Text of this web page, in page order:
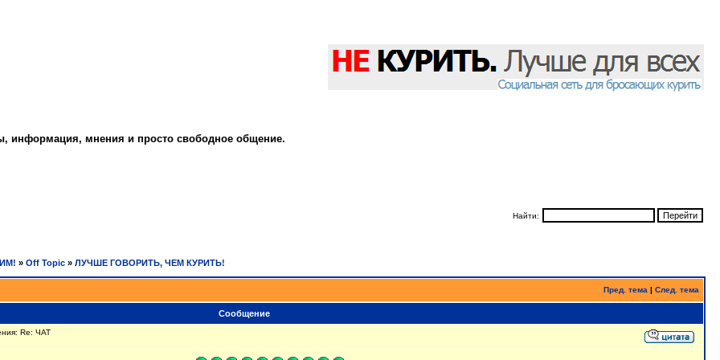
информация, мнения и просто свободное общение.
Найти:
» Off Topic » ЛУЧШЕ ГОВОРИТЬ, ЧЕМ КУРИТЬ!
Пред. тема | След. тема
Сообщение
Re: ЧАТ